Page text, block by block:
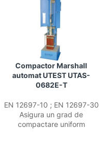
Compactor Marshall
automat UTEST UTAS-
0682E-T
EN 12697-10 ; EN 12697-30
Asigura un grad de
compactare uniform